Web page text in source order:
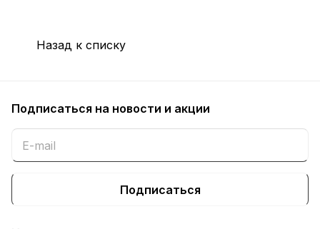
Назад к списку
Подписаться на новости и акции
Подписаться